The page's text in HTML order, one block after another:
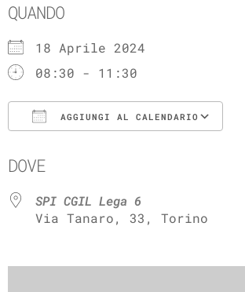
QUANDO
18 Aprile 2024
08:30 - 11:30
AGGIUNGI AL CALENDARIO
DOVE
SPI CGIL Lega 6
Via Tanaro, 33, Torino